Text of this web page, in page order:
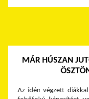
MÁR HÚSZAN
Az idén végzett